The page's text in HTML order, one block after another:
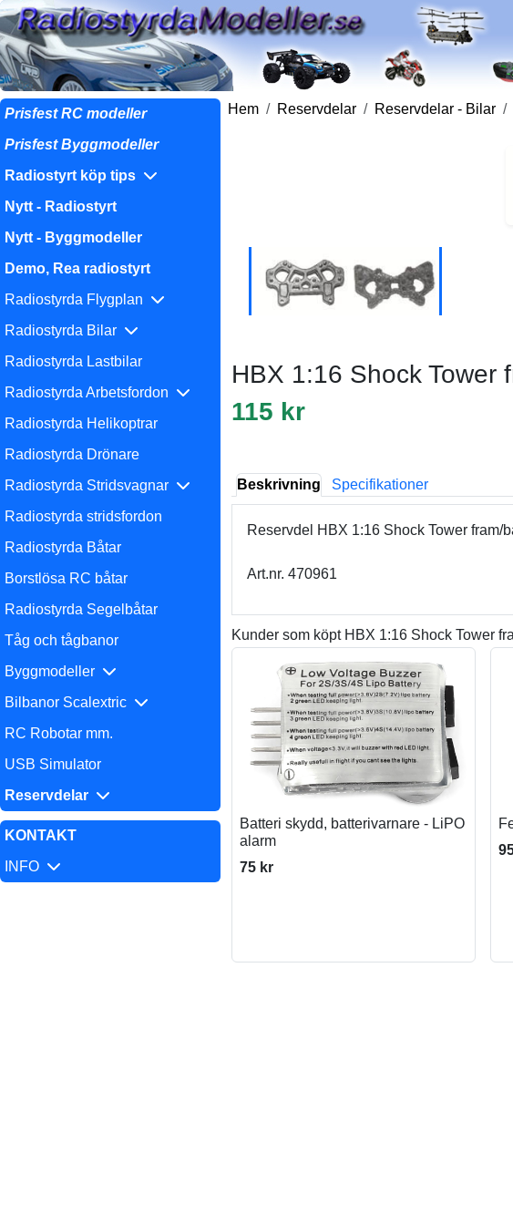
Prisfest RC modeller
Prisfest Byggmodeller
Radiostyrt köp tips
Nytt - Radiostyrt
Nytt - Byggmodeller
Demo, Rea radiostyrt
Radiostyrda Flygplan
Radiostyrda Bilar
Radiostyrda Lastbilar
Radiostyrda Arbetsfordon
Radiostyrda Helikoptrar
Radiostyrda Drönare
Radiostyrda Stridsvagnar
Radiostyrda stridsfordon
Radiostyrda Båtar
Borstlösa RC båtar
Radiostyrda Segelbåtar
Tåg och tågbanor
Byggmodeller
Bilbanor Scalextric
RC Robotar mm.
USB Simulator
Reservdelar
KONTAKT
INFO
Hem Reservdelar Reservdelar - Bilar
HBX 1:16 Shock Tower
115 kr
Beskrivning Specifikationer
Reservdel HBX 1:16 Shock Tower fram/
Art.nr. 470961
Kunder som köpt HBX 1:16 Shock Tower
Batteri skydd, batterivarnare - LiPO
alarm
75 kr